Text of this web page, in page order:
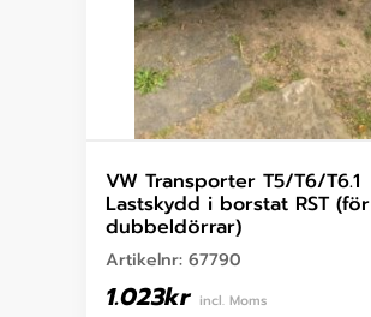
VW Transporter T5/T6/T6.1
Lastskydd i borstat RST (för
dubbeldörrar)
Artikelnr: 67790
1.023kr incl. Moms